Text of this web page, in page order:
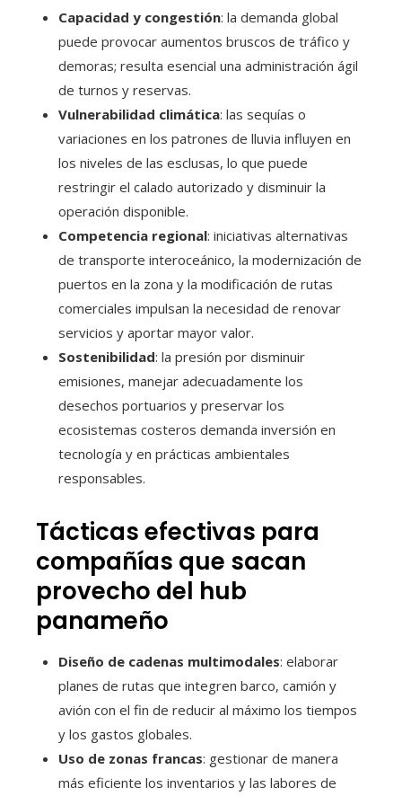
Capacidad y congestión: la demanda global
puede provocar aumentos bruscos de tráfico y
demoras; resulta esencial una administración ágil
de turnos y reservas.
Vulnerabilidad climática: las sequías o
variaciones en los patrones de lluvia influyen en
los niveles de las esclusas, lo que puede
restringir el calado autorizado y disminuir la
operación disponible.
Competencia regional: iniciativas alternativas
de transporte interoceánico, la modernización de
puertos en la zona y la modificación de rutas
comerciales impulsan la necesidad de renovar
servicios y aportar mayor valor.
Sostenibilidad: la presión por disminuir
emisiones, manejar adecuadamente los
desechos portuarios y preservar los
ecosistemas costeros demanda inversión en
tecnología y en prácticas ambientales
responsables.
Tácticas efectivas para
compañías que sacan
provecho del hub
panameño
Diseño de cadenas multimodales: elaborar
planes de rutas que integren barco, camión y
avión con el fin de reducir al máximo los tiempos
y los gastos globales.
Uso de zonas francas: gestionar de manera
más eficiente los inventarios y las labores de